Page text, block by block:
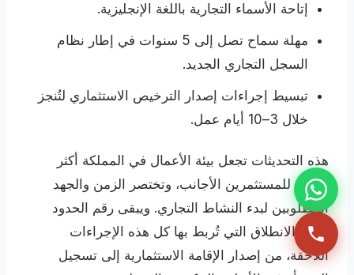
إتاحة الأسماء التجارية باللغة الإنجليزية.
مهلة سماح تصل إلى 5 سنوات في إطار نظام
السجل التجاري الجديد.
تبسيط إجراءات إصدار الترخيص الاستثماري لتُنجز
خلال 3–10 أيام عمل.
هذه التحديثات تجعل بيئة الأعمال في المملكة أكثر
جاذبية للمستثمرين الأجانب، وتختصر الزمن والجهد
المطلوبين لبدء النشاط التجاري. ويبقى رقم الحدود
نقطة الانطلاق التي تُربط بها كل هذه الإجراءات
اللاحقة، من إصدار الإقامة الاستثمارية إلى تسجيل